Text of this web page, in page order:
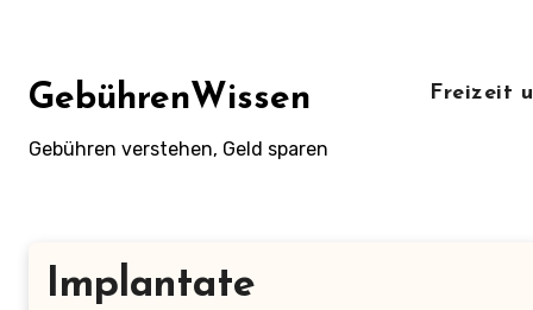
springen
GebührenWissen
Gebühren verstehen, Geld sparen
Freizeit
Implantate